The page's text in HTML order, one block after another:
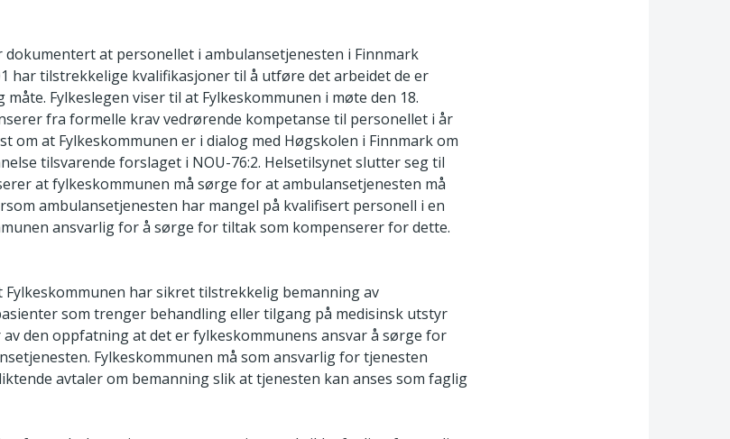
at personellet i ambulansetjenesten i Finnmark
har tilstrekkelige kvalifikasjoner til å utføre det arbeidet de er
Fylkeslegen viser til at Fylkeskommunen i møte den 18.
fra formelle krav vedrørende kompetanse til personellet i år
om at Fylkeskommunen er i dialog med Høgskolen i Finnmark om
tilsvarende forslaget i NOU-76:2. Helsetilsynet slutter seg til
at fylkeskommunen må sørge for at ambulansetjenesten må
ambulansetjenesten har mangel på kvalifisert personell i en
ansvarlig for å sørge for tiltak som kompenserer for dette.
Fylkeskommunen har sikret tilstrekkelig bemanning av
som trenger behandling eller tilgang på medisinsk utstyr
den oppfatning at det er fylkeskommunens ansvar å sørge for
Fylkeskommunen må som ansvarlig for tjenesten
avtaler om bemanning slik at tjenesten kan anses som faglig